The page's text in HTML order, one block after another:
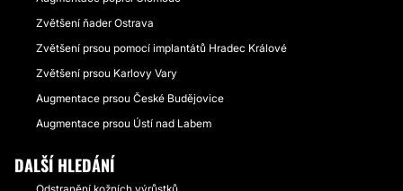
Zvětšení ňader Ostrava
Zvětšení prsou pomocí implantátů Hradec Králové
Zvětšení prsou Karlovy Vary
Augmentace prsou České Budějovice
Augmentace prsou Ústí nad Labem
DALŠÍ HLEDÁNÍ